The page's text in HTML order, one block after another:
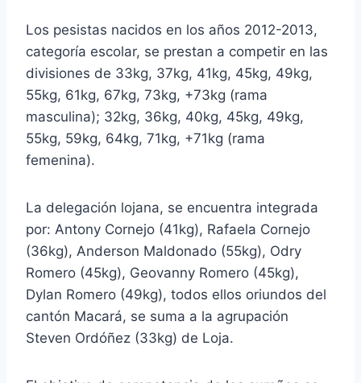
Los pesistas nacidos en los años 2012-2013,
categoría escolar, se prestan a competir en las
divisiones de 33kg, 37kg, 41kg, 45kg, 49kg,
55kg, 61kg, 67kg, 73kg, +73kg (rama
masculina); 32kg, 36kg, 40kg, 45kg, 49kg,
55kg, 59kg, 64kg, 71kg, +71kg (rama
femenina).
La delegación lojana, se encuentra integrada
por: Antony Cornejo (41kg), Rafaela Cornejo
(36kg), Anderson Maldonado (55kg), Odry
Romero (45kg), Geovanny Romero (45kg),
Dylan Romero (49kg), todos ellos oriundos del
cantón Macará, se suma a la agrupación
Steven Ordóñez (33kg) de Loja.